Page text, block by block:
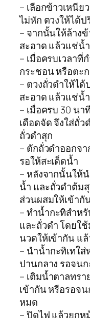
– เลือกข้าวเหนี
ไม่หัก ตวงให้ได้
– จากนั้นให้ล้าง
สะอาด แล้วแช่น้
– เมื่อครบเวลา
กระชอน หรือตะ
– ตวงถั่วดำให้ไ
สะอาด แล้วแช่น้
– เมื่อครบ 30 น
เดือดจัด จึงใส่ถั่
ถั่วดำสุก
– ตักถั่วดำออกจ
รอให้สะเด็ดน้ำ
– หลังจากนั้นให้
น้ำ และถั่วดำต้ม
ส่วนผสมให้เข้ากั
– ทำน้ำกะทิสำห
และถั่วดำ โดยใ
นวดให้เข้ากัน แ
– นำน้ำกะทิเทใ
ปานกลาง รอจน
– เติมน้ำตาลทร
เข้ากัน หรือรอจ
หมด
– ปิดไฟ แล้วยกห